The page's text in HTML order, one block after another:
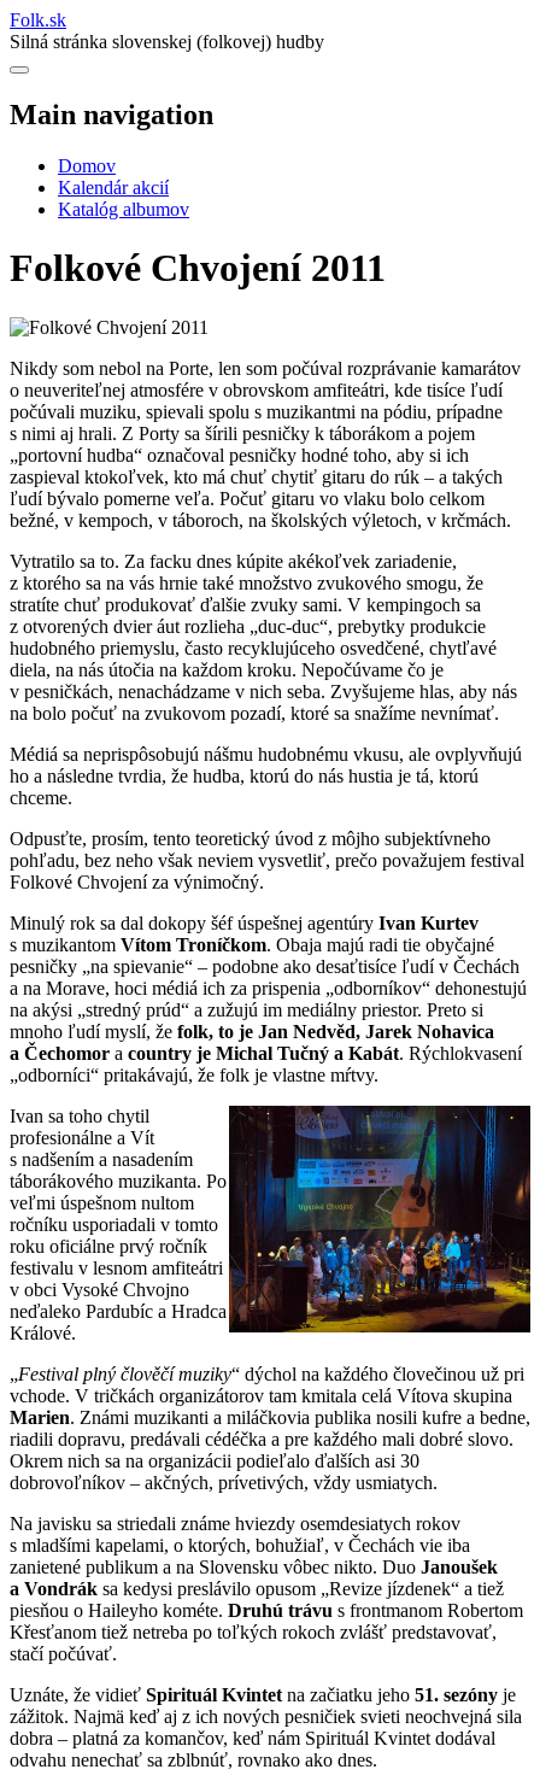
Folk.sk
Silná stránka slovenskej (folkovej) hudby
Main navigation
Domov
Kalendár akcií
Katalóg albumov
Folkové Chvojení 2011
Nikdy som nebol na Porte, len som počúval rozprávanie kamarátov
o neuveriteľnej atmosfére v obrovskom amfiteátri, kde tisíce ľudí
počúvali muziku, spievali spolu s muzikantmi na pódiu, prípadne
s nimi aj hrali. Z Porty sa šírili pesničky k táborákom a pojem
„portovní hudba“ označoval pesničky hodné toho, aby si ich
zaspieval ktokoľvek, kto má chuť chytiť gitaru do rúk – a takých
ľudí bývalo pomerne veľa. Počuť gitaru vo vlaku bolo celkom
bežné, v kempoch, v táboroch, na školských výletoch, v krčmách.
Vytratilo sa to. Za facku dnes kúpite akékoľvek zariadenie,
z ktorého sa na vás hrnie také množstvo zvukového smogu, že
stratíte chuť produkovať ďalšie zvuky sami. V kempingoch sa
z otvorených dvier áut rozlieha „duc-duc“, prebytky produkcie
hudobného priemyslu, často recyklujúceho osvedčené, chytľavé
diela, na nás útočia na každom kroku. Nepočúvame čo je
v pesničkách, nenachádzame v nich seba. Zvyšujeme hlas, aby nás
na bolo počuť na zvukovom pozadí, ktoré sa snažíme nevnímať.
Médiá sa neprispôsobujú nášmu hudobnému vkusu, ale ovplyvňujú
ho a následne tvrdia, že hudba, ktorú do nás hustia je tá, ktorú
chceme.
Odpusťte, prosím, tento teoretický úvod z môjho subjektívneho
pohľadu, bez neho však neviem vysvetliť, prečo považujem festival
Folkové Chvojení za výnimočný.
Minulý rok sa dal dokopy šéf úspešnej agentúry Ivan Kurtev
s muzikantom Vítom Troníčkom. Obaja majú radi tie obyčajné
pesničky „na spievanie“ – podobne ako desaťtisíce ľudí v Čechách
a na Morave, hoci médiá ich za prispenia „odborníkov“ dehonestujú
na akýsi „stredný prúd“ a zužujú im mediálny priestor. Preto si
mnoho ľudí myslí, že folk, to je Jan Nedvěd, Jarek Nohavica
a Čechomor a country je Michal Tučný a Kabát. Rýchlokvasení
„odborníci“ pritakávajú, že folk je vlastne mŕtvy.
Ivan sa toho chytil
profesionálne a Vít
s nadšením a nasadením
táborákového muzikanta. Po
veľmi úspešnom nultom
ročníku usporiadali v tomto
roku oficiálne prvý ročník
festivalu v lesnom amfiteátri
v obci Vysoké Chvojno
neďaleko Pardubíc a Hradca
Králové.
„Festival plný člověčí muziky“ dýchol na každého človečinou už pri
vchode. V tričkách organizátorov tam kmitala celá Vítova skupina
Marien. Známi muzikanti a miláčkovia publika nosili kufre a bedne,
riadili dopravu, predávali cédéčka a pre každého mali dobré slovo.
Okrem nich sa na organizácii podieľalo ďalších asi 30
dobrovoľníkov – akčných, prívetivých, vždy usmiatych.
Na javisku sa striedali známe hviezdy osemdesiatych rokov
s mladšími kapelami, o ktorých, bohužiaľ, v Čechách vie iba
zanietené publikum a na Slovensku vôbec nikto. Duo Janoušek
a Vondrák sa kedysi preslávilo opusom „Revize jízdenek“ a tiež
piesňou o Haileyho kométe. Druhú trávu s frontmanom Robertom
Křesťanom tiež netreba po toľkých rokoch zvlášť predstavovať,
stačí počúvať.
Uznáte, že vidieť Spirituál Kvintet na začiatku jeho 51. sezóny je
zážitok. Najmä keď aj z ich nových pesničiek svieti neochvejná sila
dobra – platná za komančov, keď nám Spirituál Kvintet dodával
odvahu nenechať sa zblbnúť, rovnako ako dnes.